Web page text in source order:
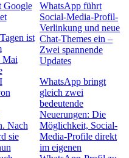
Google
ist
Mai
Nach
sie
WhatsApp führt
Social-Media-Profil-
Verlinkung und neue
Chat-Themes ein –
Zwei spannende
Updates
WhatsApp bringt
gleich zwei
bedeutende
Neuerungen: Die
Möglichkeit, Social-
Media-Profile direkt
im eigenen